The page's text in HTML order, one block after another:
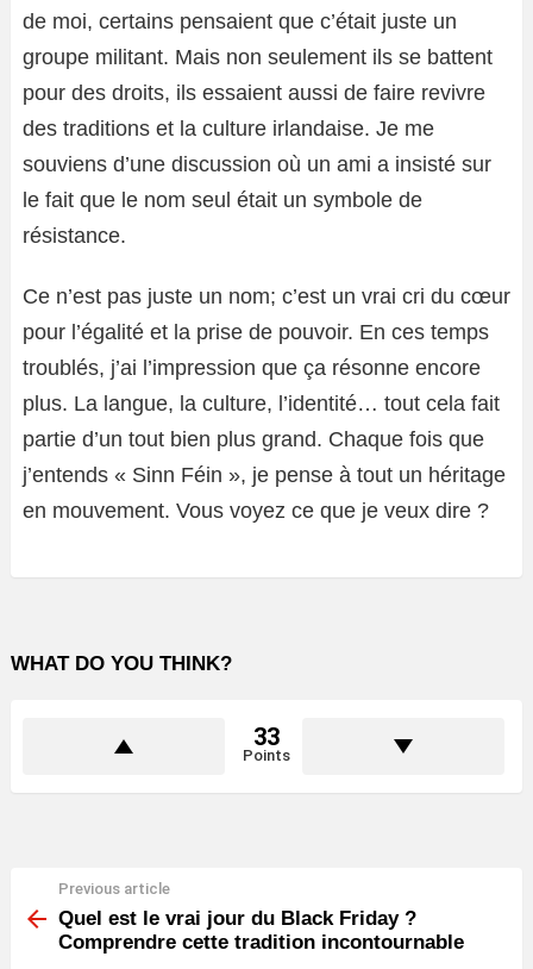
de moi, certains pensaient que c’était juste un
groupe militant. Mais non seulement ils se battent
pour des droits, ils essaient aussi de faire revivre
des traditions et la culture irlandaise. Je me
souviens d’une discussion où un ami a insisté sur
le fait que le nom seul était un symbole de
résistance.
Ce n’est pas juste un nom; c’est un vrai cri du cœur
pour l’égalité et la prise de pouvoir. En ces temps
troublés, j’ai l’impression que ça résonne encore
plus. La langue, la culture, l’identité… tout cela fait
partie d’un tout bien plus grand. Chaque fois que
j’entends « Sinn Féin », je pense à tout un héritage
en mouvement. Vous voyez ce que je veux dire ?
WHAT DO YOU THINK?
33
Points
more
Previous article
Quel est le vrai jour du Black Friday ?
Comprendre cette tradition incontournable